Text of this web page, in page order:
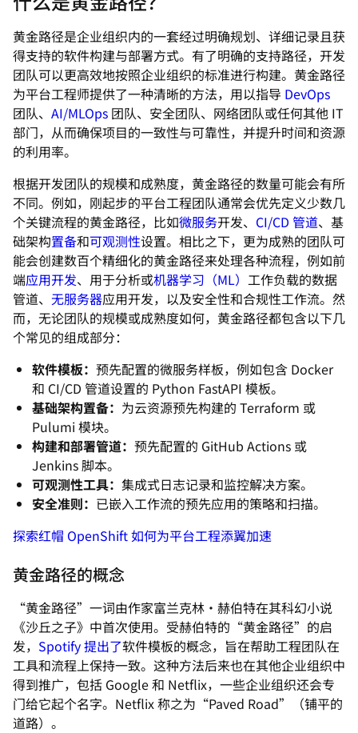
黄金路径是企业组织内的一套经过明确规划、详细记录且获
得支持的软件构建与部署方式。有了明确的支持路径，开发
团队可以更高效地按照企业组织的标准进行构建。黄金路径
为平台工程师提供了一种清晰的方法，用以指导 DevOps
团队、 AI/MLOps 团队、安全团队、网络团队或任何其他 IT
部门，从而确保项目的一致性与可靠性，并提升时间和资源
的利用率。
根据开发团队的规模和成熟度，黄金路径的数量可能会有所
不同。例如，刚起步的平台工程团队通常会优先定义少数几
个关键流程的黄金路径，比如微服务开发、 CI/CD 管道、基
础架构置备和可观测性设置。相比之下，更为成熟的团队可
能会创建数百个精细化的黄金路径来处理各种流程，例如前
端应用开发、用于分析或机器学习（ML） 工作负载的数据
管道、 无服务器应用开发，以及安全性和合规性工作流。然
而，无论团队的规模或成熟度如何，黄金路径都包含以下几
个常见的组成部分：
软件模板： 预先配置的微服务样板，例如包含 Docker
和 CI/CD 管道设置的 Python FastAPI 模板。
基础架构置备： 为云资源预先构建的 Terraform 或
Pulumi 模块。
构建和部署管道： 预先配置的 GitHub Actions 或
Jenkins 脚本。
可观测性工具： 集成式日志记录和监控解决方案。
安全准则： 已嵌入工作流的预先应用的策略和扫描。
探索红帽 OpenShift 如何为平台工程添翼加速
黄金路径的概念
“黄金路径” 一词由作家富兰克林·赫伯特在其科幻小说
《沙丘之子》 中首次使用。受赫伯特的“黄金路径” 的启
发， Spotify 提出了软件模板的概念，旨在帮助工程团队在
工具和流程上保持一致。这种方法后来也在其他企业组织中
得到推广，包括 Google 和 Netflix，一些企业组织还会专
门给它起个名字。Netflix 称之为“Paved Road”（铺平的
道路）。